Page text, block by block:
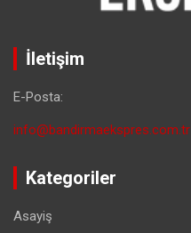
İletişim
E-Posta:
info@bandirmaekspres.com.tr
Kategoriler
Asayiş